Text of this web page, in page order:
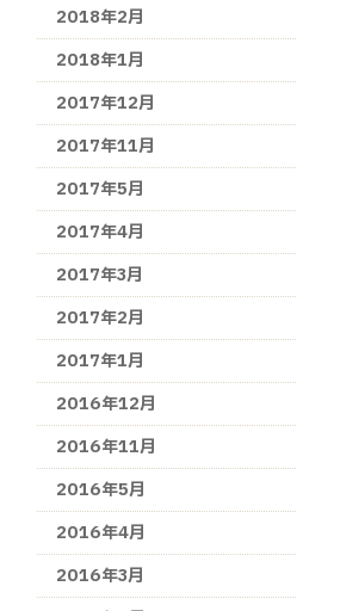
2018年2月
2018年1月
2017年12月
2017年11月
2017年5月
2017年4月
2017年3月
2017年2月
2017年1月
2016年12月
2016年11月
2016年5月
2016年4月
2016年3月